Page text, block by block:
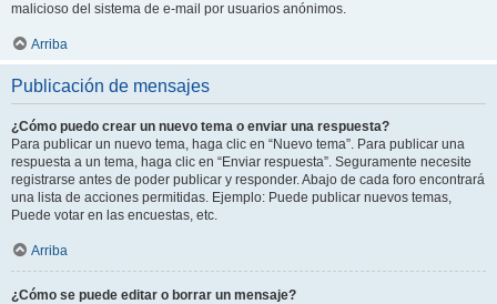
malicioso del sistema de e-mail por usuarios anónimos.
Arriba
Publicación de mensajes
¿Cómo puedo crear un nuevo tema o enviar una respuesta?
Para publicar un nuevo tema, haga clic en “Nuevo tema”. Para publicar una
respuesta a un tema, haga clic en “Enviar respuesta”. Seguramente necesite
registrarse antes de poder publicar y responder. Abajo de cada foro encontrará
una lista de acciones permitidas. Ejemplo: Puede publicar nuevos temas,
Puede votar en las encuestas, etc.
Arriba
¿Cómo se puede editar o borrar un mensaje?